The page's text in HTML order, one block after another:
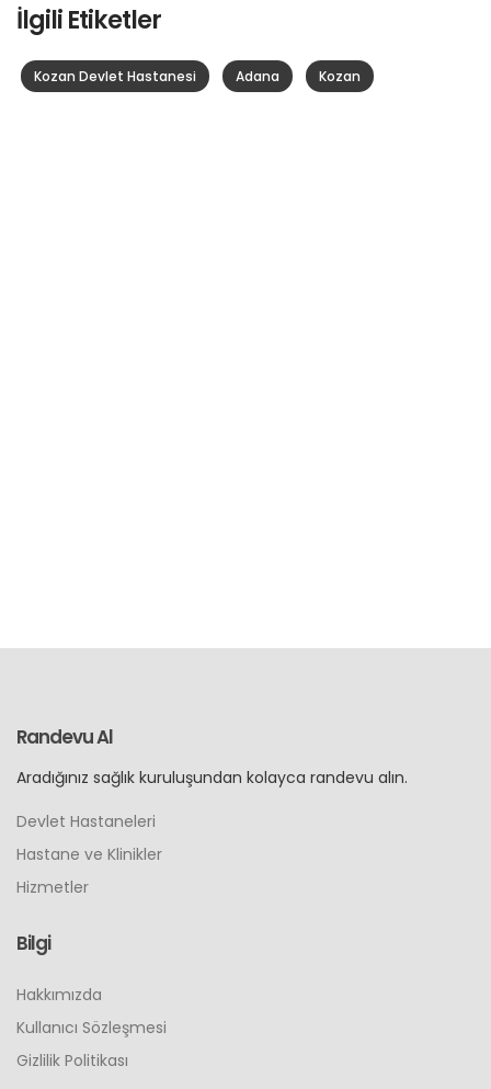
İlgili Etiketler
Kozan Devlet Hastanesi Adana Kozan
Randevu Al
Aradığınız sağlık kuruluşundan kolayca randevu alın.
Devlet Hastaneleri
Hastane ve Klinikler
Hizmetler
Bilgi
Hakkımızda
Kullanıcı Sözleşmesi
Gizlilik Politikası